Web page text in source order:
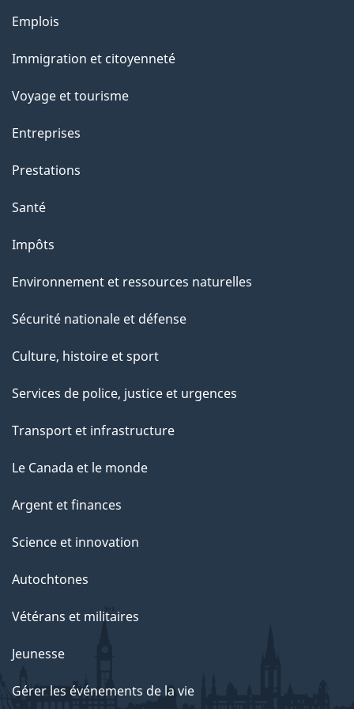
Thèmes
sujets
Emplois
Immigration et citoyenneté
Voyage et tourisme
Entreprises
Prestations
Santé
Impôts
Environnement et ressources naturelles
Sécurité nationale et défense
Culture, histoire et sport
Services de police, justice et urgences
Transport et infrastructure
Le Canada et le monde
Argent et finances
Science et innovation
Autochtones
Vétérans et militaires
Jeunesse
Gérer les événements de la vie